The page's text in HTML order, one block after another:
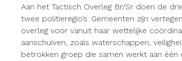
Aan het Tactisch Overleg Br/Sr doen de
twee politieregio’s. Gemeenten zijn
overleg voor vanuit haar wettelijke
aanschuiven, zoals waterschappen,
betrokken groep die samen werkt aan